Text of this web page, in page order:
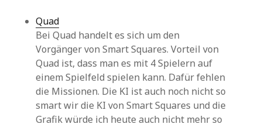
Quad
Bei Quad handelt es sich um den
Vorgänger von Smart Squares. Vorteil von
Quad ist, dass man es mit 4 Spielern auf
einem Spielfeld spielen kann. Dafür fehlen
die Missionen. Die KI ist auch noch nicht so
smart wir die KI von Smart Squares und die
Grafik würde ich heute auch nicht mehr so